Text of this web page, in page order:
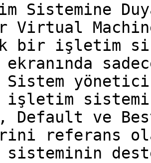
Sistemine
Virtual
bir işletim
ekranında
Sistem
işletim
Default ve
referans